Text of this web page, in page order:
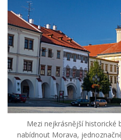
Mezi nejkrásnější historické
nabídnout Morava,